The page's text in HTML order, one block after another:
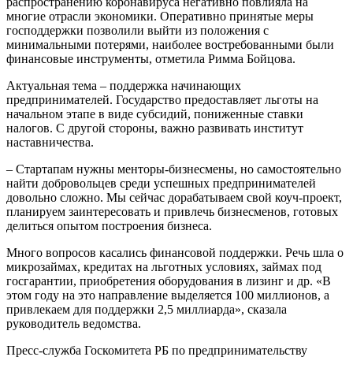
многие отрасли экономики. Оперативно принятые меры
господдержки позволили выйти из положения с
минимальными потерями, наиболее востребованными были
финансовые инструменты, отметила Римма Бойцова.
Актуальная тема – поддержка начинающих
предпринимателей. Государство предоставляет льготы на
начальном этапе в виде субсидий, пониженные ставки
налогов. С другой стороны, важно развивать институт
наставничества.
– Стартапам нужны менторы-бизнесмены, но самостоятельно
найти добровольцев среди успешных предпринимателей
довольно сложно. Мы сейчас дорабатываем свой коуч-проект,
планируем заинтересовать и привлечь бизнесменов, готовых
делиться опытом построения бизнеса.
Много вопросов касались финансовой поддержки. Речь шла о
микрозаймах, кредитах на льготных условиях, займах под
госгарантии, приобретения оборудования в лизинг и др. «В
этом году на это направление выделяется 100 миллионов, а
привлекаем для поддержки 2,5 миллиарда», сказала
руководитель ведомства.
Пресс-служба Госкомитета РБ по предпринимательству